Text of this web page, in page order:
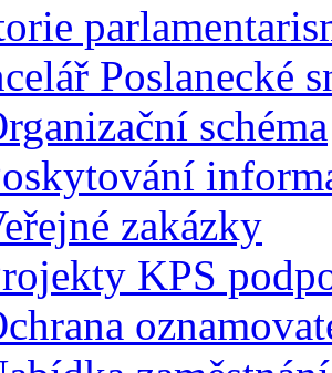
Poslanecké
schéma
zakázky
KPS